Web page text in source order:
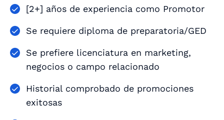
[2+] años de experiencia como Promotor
Se requiere diploma de preparatoria/GED
Se prefiere licenciatura en marketing,
negocios o campo relacionado
Historial comprobado de promociones
exitosas